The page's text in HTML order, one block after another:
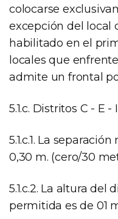
colocarse
excepción del local
habilitado en el
locales que
admite un frontal
5.1.c. Distritos C - E -
5.1.c.1. La
0,30 m. (cero/30
5.1.c.2. La altura del
permitida es de 01